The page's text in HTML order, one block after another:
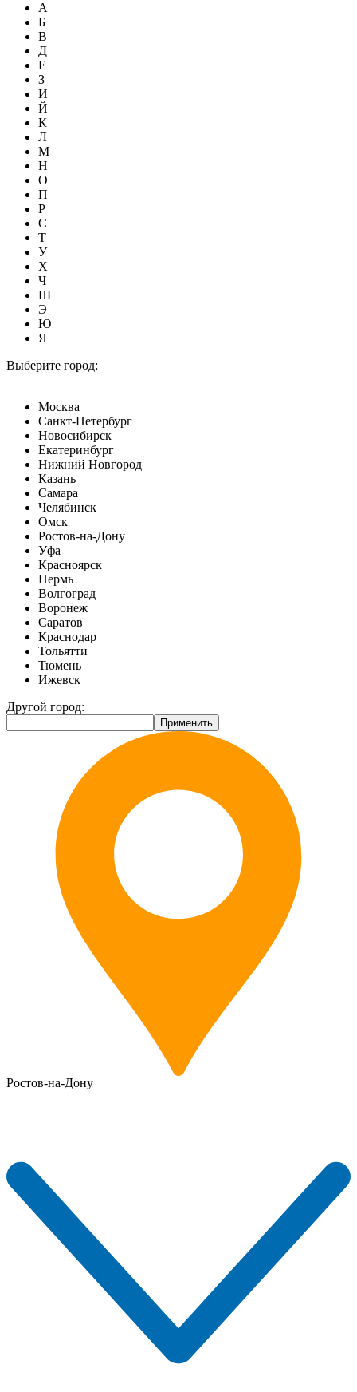
А
Б
В
Д
Е
З
И
Й
К
Л
М
Н
О
П
Р
С
Т
У
Х
Ч
Ш
Э
Ю
Я
Выберите город:
Москва
Санкт-Петербург
Новосибирск
Екатеринбург
Нижний Новгород
Казань
Самара
Челябинск
Омск
Ростов-на-Дону
Уфа
Красноярск
Пермь
Волгоград
Воронеж
Саратов
Краснодар
Тольятти
Тюмень
Ижевск
Другой город:
Ростов-на-Дону